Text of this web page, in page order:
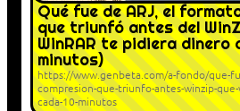
Qué fue de ARJ, el
que triunfó antes del
WinRAR te pidiera dinero
minutos)
https://www.genbeta.com/a-fondo/que-
compresion-que-triunfo-antes-winzip-
cada-10-minutos